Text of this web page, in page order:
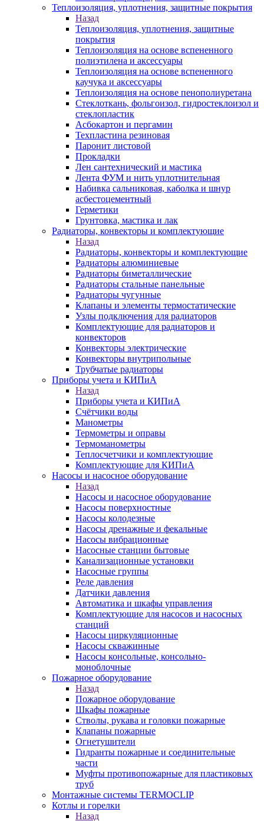
Теплоизоляция, уплотнения, защитные покрытия
Назад
Теплоизоляция, уплотнения, защитные
покрытия
Теплоизоляция на основе вспененного
полиэтилена и аксессуары
Теплоизоляция на основе вспененного
каучука и аксессуары
Теплоизоляция на основе пенополиуретана
Стеклоткань, фольгоизол, гидростеклоизол и
стеклопластик
Асбокартон и пергамин
Техпластина резиновая
Паронит листовой
Прокладки
Лен сантехнический и мастика
Лента ФУМ и нить уплотнительная
Набивка сальниковая, каболка и шнур
асбестоцементный
Герметики
Грунтовка, мастика и лак
Радиаторы, конвекторы и комплектующие
Назад
Радиаторы, конвекторы и комплектующие
Радиаторы алюминиевые
Радиаторы биметаллические
Радиаторы стальные панельные
Радиаторы чугунные
Клапаны и элементы термостатические
Узлы подключения для радиаторов
Комплектующие для радиаторов и
конвекторов
Конвекторы электрические
Конвекторы внутрипольные
Трубчатые радиаторы
Приборы учета и КИПиА
Назад
Приборы учета и КИПиА
Счётчики воды
Манометры
Термометры и оправы
Термоманометры
Теплосчетчики и комплектующие
Комплектующие для КИПиА
Насосы и насосное оборудование
Назад
Насосы и насосное оборудование
Насосы поверхностные
Насосы колодезные
Насосы дренажные и фекальные
Насосы вибрационные
Насосные станции бытовые
Канализационные установки
Насосные группы
Реле давления
Датчики давления
Автоматика и шкафы управления
Комплектующие для насосов и насосных
станций
Насосы циркуляционные
Насосы скважинные
Насосы консольные, консольно-
моноблочные
Пожарное оборудование
Назад
Пожарное оборудование
Шкафы пожарные
Стволы, рукава и головки пожарные
Клапаны пожарные
Огнетушители
Гидранты пожарные и соединительные
части
Муфты противопожарные для пластиковых
труб
Монтажные системы TERMOCLIP
Котлы и горелки
Назад